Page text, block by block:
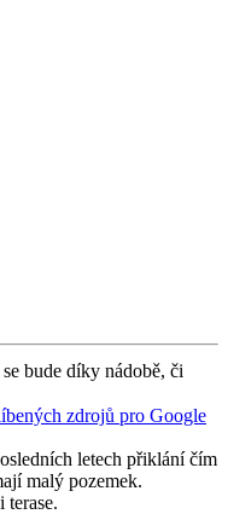
bude díky nádobě, či
zdrojů pro Google
letech přiklání čím
malý pozemek.
terase.